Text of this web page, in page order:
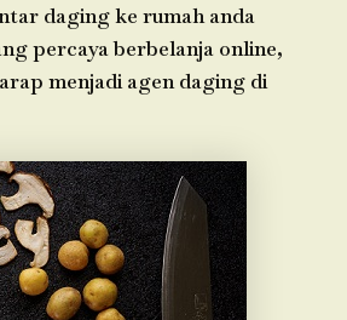
daging ke rumah anda
percaya berbelanja online,
menjadi agen daging di